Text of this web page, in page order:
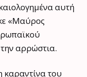
αυτή
«Μαύρος
αρρώστια.
του